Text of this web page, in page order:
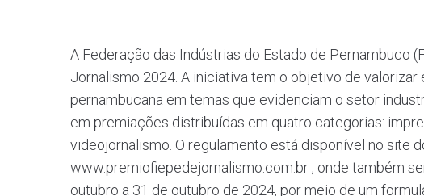
A Federação das Indústrias do Estado de Pernambuco
Jornalismo 2024. A iniciativa tem o objetivo de
pernambucana em temas que evidenciam o setor
em premiações distribuídas em quatro categorias:
videojornalismo. O regulamento está disponível no site
www.premiofiepedejornalismo.com.br , onde também
outubro a 31 de outubro de 2024, por meio de um